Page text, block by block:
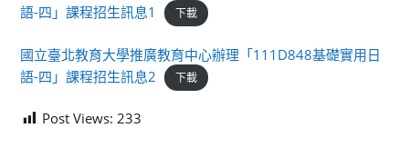
語-四」課程招生訊息1
下載
國立臺北教育大學推廣教育中心辦理「111D848基礎實用日
語-四」課程招生訊息2
下載
Post Views: 233